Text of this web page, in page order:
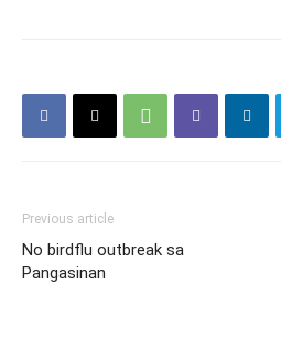
Previous article
No birdflu outbreak sa
Pangasinan